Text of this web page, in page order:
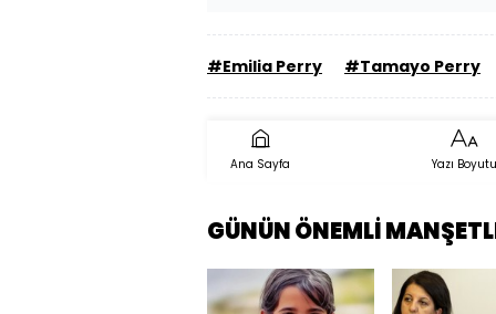
#Emilia Perry #Tamayo Perry
Ana Sayfa Yazı
GÜNÜN ÖNEMLİ